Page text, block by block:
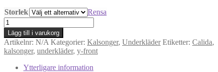
Storlek
Rensa
Calida
Briefs
Ljusblå
22010-
680
mängd
Lägg till i varukorg
Artikelnr: N/A Kategorier: Kalsonger, Underkläder Etiketter: Calida,
kalsonger, underkläder, y-front
Ytterligare information